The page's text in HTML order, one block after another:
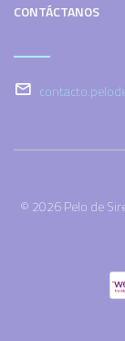
CONTÁCTANOS
© 2026 Pelo de